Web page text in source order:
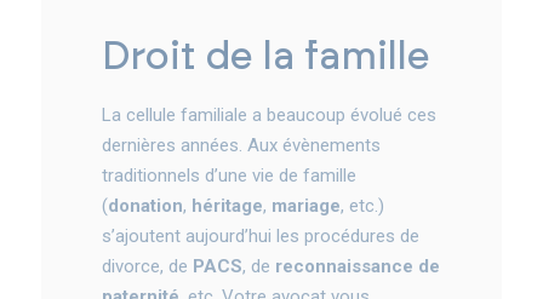
droit de la famille
La cellule familiale a beaucoup évolué ces
dernières années. Aux évènements
traditionnels d’une vie de famille
(donation, héritage, mariage, etc.)
s’ajoutent aujourd’hui les procédures de
divorce, de PACS, de reconnaissance de